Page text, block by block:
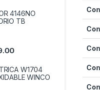
4146NO
TB
W1704
WINCO